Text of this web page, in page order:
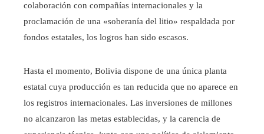
colaboración con compañías internacionales y la
proclamación de una «soberanía del litio» respaldada por
fondos estatales, los logros han sido escasos.
Hasta el momento, Bolivia dispone de una única planta
estatal cuya producción es tan reducida que no aparece en
los registros internacionales. Las inversiones de millones
no alcanzaron las metas establecidas, y la carencia de